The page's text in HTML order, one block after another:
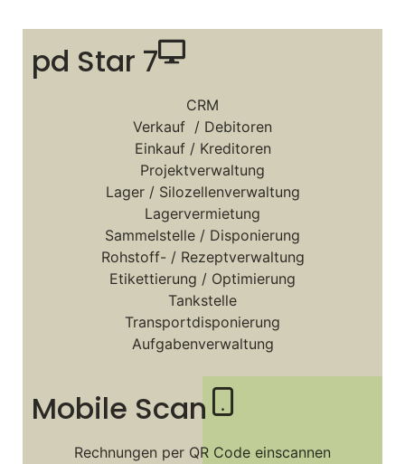
pd Star 7
CRM
Verkauf / Debitoren
Einkauf / Kreditoren
Projektverwaltung
Lager / Silozellenverwaltung
Lagervermietung
Sammelstelle / Disponierung
Rohstoff- / Rezeptverwaltung
Etikettierung / Optimierung
Tankstelle
Transportdisponierung
Aufgabenverwaltung
Mobile Scan
Rechnungen per QR Code einscannen